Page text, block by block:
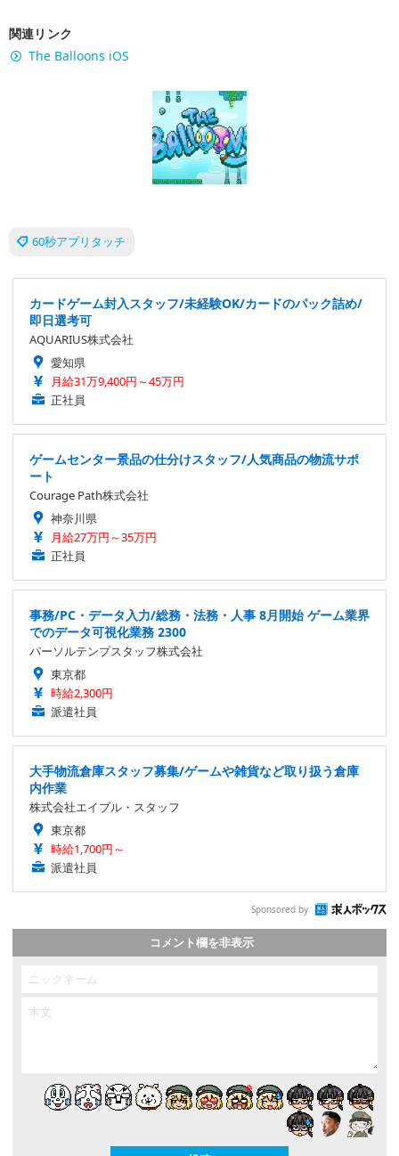
関連リンク
The Balloons iOS
60秒アプリタッチ
カードゲーム封入スタッフ/未経験OK/カードのパック詰め/
即日選考可
AQUARIUS株式会社
愛知県
月給31万9,400円～45万円
正社員
ゲームセンター景品の仕分けスタッフ/人気商品の物流サポ
ート
Courage Path株式会社
神奈川県
月給27万円～35万円
正社員
事務/PC・データ入力/総務・法務・人事 8月開始 ゲーム業界
でのデータ可視化業務 2300
パーソルテンプスタッフ株式会社
東京都
時給2,300円
派遣社員
大手物流倉庫スタッフ募集/ゲームや雑貨など取り扱う倉庫
内作業
株式会社エイブル・スタッフ
東京都
時給1,700円～
派遣社員
Sponsored by
コメント欄を非表示